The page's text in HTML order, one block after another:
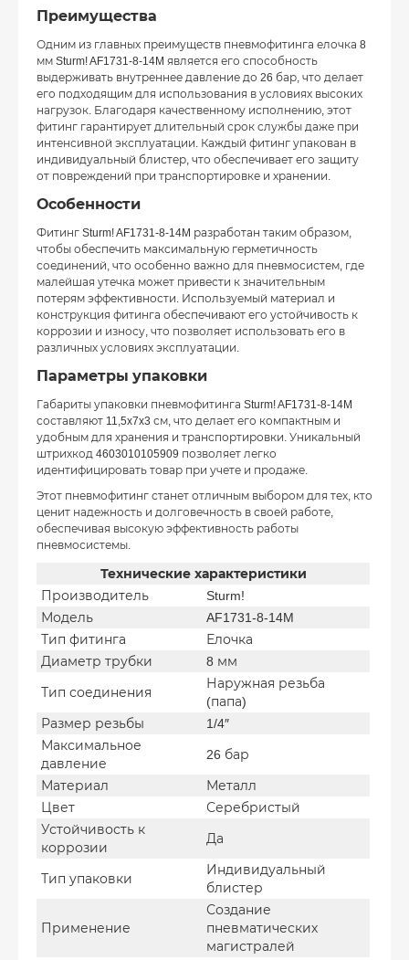
Преимущества
Одним из главных преимуществ пневмофитинга елочка 8
мм Sturm! AF1731-8-14M является его способность
выдерживать внутреннее давление до 26 бар, что делает
его подходящим для использования в условиях высоких
нагрузок. Благодаря качественному исполнению, этот
фитинг гарантирует длительный срок службы даже при
интенсивной эксплуатации. Каждый фитинг упакован в
индивидуальный блистер, что обеспечивает его защиту
от повреждений при транспортировке и хранении.
Особенности
Фитинг Sturm! AF1731-8-14M разработан таким образом,
чтобы обеспечить максимальную герметичность
соединений, что особенно важно для пневмосистем, где
малейшая утечка может привести к значительным
потерям эффективности. Используемый материал и
конструкция фитинга обеспечивают его устойчивость к
коррозии и износу, что позволяет использовать его в
различных условиях эксплуатации.
Параметры упаковки
Габариты упаковки пневмофитинга Sturm! AF1731-8-14M
составляют 11,5x7x3 см, что делает его компактным и
удобным для хранения и транспортировки. Уникальный
штрихкод 4603010105909 позволяет легко
идентифицировать товар при учете и продаже.
Этот пневмофитинг станет отличным выбором для тех, кто
ценит надежность и долговечность в своей работе,
обеспечивая высокую эффективность работы
пневмосистемы.
Технические характеристики
Производитель
Sturm!
Модель
AF1731-8-14M
Тип фитинга
Елочка
Диаметр трубки
8 мм
Тип соединения
Наружная резьба
(папа)
Размер резьбы
1/4″
Максимальное
давление
26 бар
Материал
Металл
Цвет
Серебристый
Устойчивость к
коррозии
Да
Тип упаковки
Индивидуальный
блистер
Применение
Создание
пневматических
магистралей